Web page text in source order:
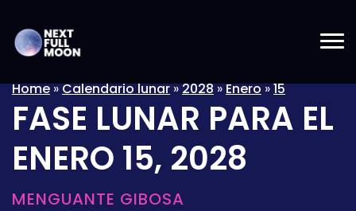
Home»Calendario lunar»2028»Enero»15
FASE LUNAR PARA EL
ENERO 15, 2028
MENGUANTE GIBOSA